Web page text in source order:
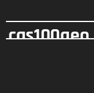
cas100geo